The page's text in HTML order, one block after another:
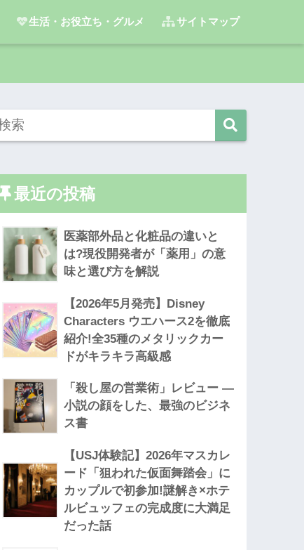
生活・お役立ち・グルメ サイトマップ
最近の投稿
医薬部外品と化粧品の違いと
は?現役開発者が「薬用」の意
味と選び方を解説
【2026年5月発売】Disney
Characters ウエハース2を徹底
紹介!全35種のメタリックカー
ドがキラキラ高級感
「殺し屋の営業術」レビュー —
小説の顔をした、最強のビジネ
ス書
【USJ体験記】2026年マスカレ
ード「狙われた仮面舞踏会」に
カップルで初参加!謎解き×ホテ
ルビュッフェの完成度に大満足
だった話